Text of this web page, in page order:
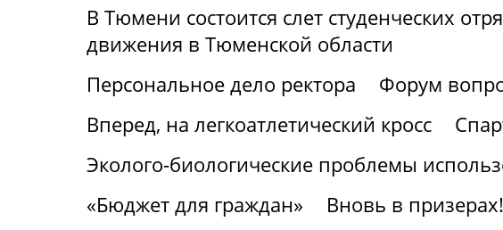
В Тюмени состоится слет студенческих
движения в Тюменской области
Персональное дело ректора
Форум
Вперед, на легкоатлетический кросс
Эколого-биологические проблемы
«Бюджет для граждан»
Вновь в призерах!